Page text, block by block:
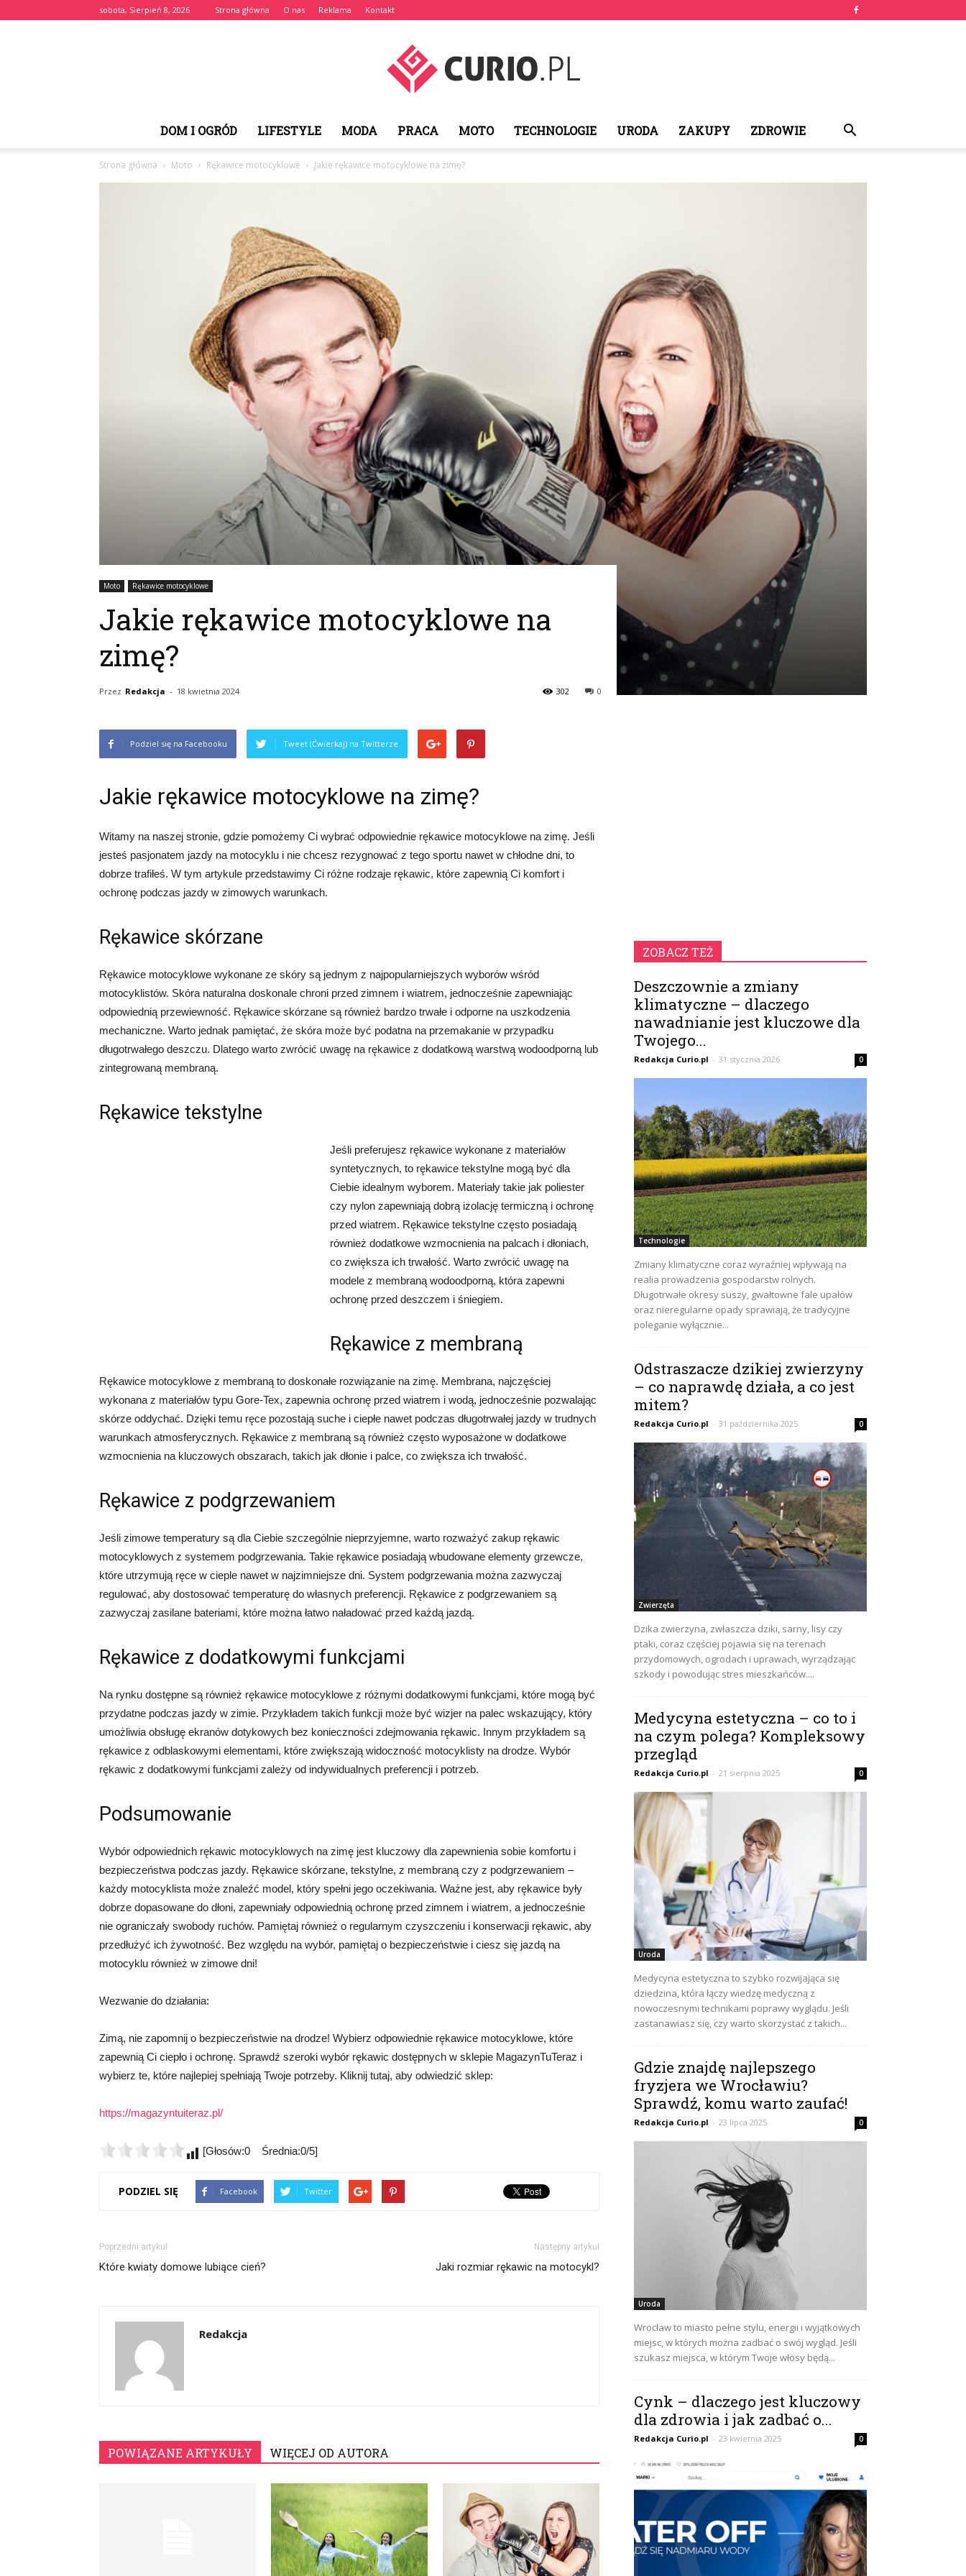
sobota, Sierpień 8, 2026 Strona główna O nas Reklama Kontakt
DOM I OGRÓD LIFESTYLE MODA PRACA MOTO TECHNOLOGIE URODA ZAKUPY ZDROWIE
Strona główna Moto Rękawice motocyklowe Jakie rękawice motocyklowe na zimę?
Moto Rękawice motocyklowe
Jakie rękawice motocyklowe na
zimę?
Przez Redakcja - 18 kwietnia 2024 0
302
Podziel się na Facebooku Tweet (Ćwierkaj) na Twitterze
Jakie rękawice motocyklowe na zimę?
Witamy na naszej stronie, gdzie pomożemy Ci wybrać odpowiednie rękawice motocyklowe na zimę. Jeśli
jesteś pasjonatem jazdy na motocyklu i nie chcesz rezygnować z tego sportu nawet w chłodne dni, to
dobrze trafiłeś. W tym artykule przedstawimy Ci różne rodzaje rękawic, które zapewnią Ci komfort i
ochronę podczas jazdy w zimowych warunkach.
Rękawice skórzane
Rękawice motocyklowe wykonane ze skóry są jednym z najpopularniejszych wyborów wśród
motocyklistów. Skóra naturalna doskonale chroni przed zimnem i wiatrem, jednocześnie zapewniając
odpowiednią przewiewność. Rękawice skórzane są również bardzo trwałe i odporne na uszkodzenia
mechaniczne. Warto jednak pamiętać, że skóra może być podatna na przemakanie w przypadku
długotrwałego deszczu. Dlatego warto zwrócić uwagę na rękawice z dodatkową warstwą wodoodporną lub
zintegrowaną membraną.
Rękawice tekstylne
Jeśli preferujesz rękawice wykonane z materiałów
syntetycznych, to rękawice tekstylne mogą być dla
Ciebie idealnym wyborem. Materiały takie jak poliester
czy nylon zapewniają dobrą izolację termiczną i ochronę
przed wiatrem. Rękawice tekstylne często posiadają
również dodatkowe wzmocnienia na palcach i dłoniach,
co zwiększa ich trwałość. Warto zwrócić uwagę na
modele z membraną wodoodporną, która zapewni
ochronę przed deszczem i śniegiem.
Rękawice z membraną
Rękawice motocyklowe z membraną to doskonałe rozwiązanie na zimę. Membrana, najczęściej
wykonana z materiałów typu Gore-Tex, zapewnia ochronę przed wiatrem i wodą, jednocześnie pozwalając
skórze oddychać. Dzięki temu ręce pozostają suche i ciepłe nawet podczas długotrwałej jazdy w trudnych
warunkach atmosferycznych. Rękawice z membraną są również często wyposażone w dodatkowe
wzmocnienia na kluczowych obszarach, takich jak dłonie i palce, co zwiększa ich trwałość.
Rękawice z podgrzewaniem
Jeśli zimowe temperatury są dla Ciebie szczególnie nieprzyjemne, warto rozważyć zakup rękawic
motocyklowych z systemem podgrzewania. Takie rękawice posiadają wbudowane elementy grzewcze,
które utrzymują ręce w cieple nawet w najzimniejsze dni. System podgrzewania można zazwyczaj
regulować, aby dostosować temperaturę do własnych preferencji. Rękawice z podgrzewaniem są
zazwyczaj zasilane bateriami, które można łatwo naładować przed każdą jazdą.
Rękawice z dodatkowymi funkcjami
Na rynku dostępne są również rękawice motocyklowe z różnymi dodatkowymi funkcjami, które mogą być
przydatne podczas jazdy w zimie. Przykładem takich funkcji może być wizjer na palec wskazujący, który
umożliwia obsługę ekranów dotykowych bez konieczności zdejmowania rękawic. Innym przykładem są
rękawice z odblaskowymi elementami, które zwiększają widoczność motocyklisty na drodze. Wybór
rękawic z dodatkowymi funkcjami zależy od indywidualnych preferencji i potrzeb.
Podsumowanie
Wybór odpowiednich rękawic motocyklowych na zimę jest kluczowy dla zapewnienia sobie komfortu i
bezpieczeństwa podczas jazdy. Rękawice skórzane, tekstylne, z membraną czy z podgrzewaniem –
każdy motocyklista może znaleźć model, który spełni jego oczekiwania. Ważne jest, aby rękawice były
dobrze dopasowane do dłoni, zapewniały odpowiednią ochronę przed zimnem i wiatrem, a jednocześnie
nie ograniczały swobody ruchów. Pamiętaj również o regularnym czyszczeniu i konserwacji rękawic, aby
przedłużyć ich żywotność. Bez względu na wybór, pamiętaj o bezpieczeństwie i ciesz się jazdą na
motocyklu również w zimowe dni!
Wezwanie do działania:
Zimą, nie zapomnij o bezpieczeństwie na drodze! Wybierz odpowiednie rękawice motocyklowe, które
zapewnią Ci ciepło i ochronę. Sprawdź szeroki wybór rękawic dostępnych w sklepie MagazynTuTeraz i
wybierz te, które najlepiej spełniają Twoje potrzeby. Kliknij tutaj, aby odwiedzić sklep:
https://magazyntuiteraz.pl/
[Głosów:0 Średnia:0/5]
PODZIEL SIĘ Facebook Twitter
Poprzedni artykuł
Które kwiaty domowe lubiące cień?
Następny artykuł
Jaki rozmiar rękawic na motocykl?
Redakcja
POWIĄZANE ARTYKUŁY WIĘCEJ OD AUTORA
ZOBACZ TEŻ
Deszczownie a zmiany
klimatyczne – dlaczego
nawadnianie jest kluczowe dla
Twojego...
Redakcja Curio.pl - 31 stycznia 2026 0
Technologie
Zmiany klimatyczne coraz wyraźniej wpływają na
realia prowadzenia gospodarstw rolnych.
Długotrwałe okresy suszy, gwałtowne fale upałów
oraz nieregularne opady sprawiają, że tradycyjne
poleganie wyłącznie...
Odstraszacze dzikiej zwierzyny
– co naprawdę działa, a co jest
mitem?
Redakcja Curio.pl - 31 października 2025 0
Zwierzęta
Dzika zwierzyna, zwłaszcza dziki, sarny, lisy czy
ptaki, coraz częściej pojawia się na terenach
przydomowych, ogrodach i uprawach, wyrządzając
szkody i powodując stres mieszkańców....
Medycyna estetyczna – co to i
na czym polega? Kompleksowy
przegląd
Redakcja Curio.pl - 21 sierpnia 2025 0
Uroda
Medycyna estetyczna to szybko rozwijająca się
dziedzina, która łączy wiedzę medyczną z
nowoczesnymi technikami poprawy wyglądu. Jeśli
zastanawiasz się, czy warto skorzystać z takich...
Gdzie znajdę najlepszego
fryzjera we Wrocławiu?
Sprawdź, komu warto zaufać!
Redakcja Curio.pl - 23 lipca 2025 0
Uroda
Wrocław to miasto pełne stylu, energii i wyjątkowych
miejsc, w których można zadbać o swój wygląd. Jeśli
szukasz miejsca, w którym Twoje włosy będą...
Cynk – dlaczego jest kluczowy
dla zdrowia i jak zadbać o...
Redakcja Curio.pl - 23 kwietnia 2025 0